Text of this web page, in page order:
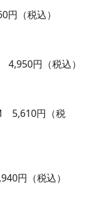
円（税込）
4,950円（税込）
5,610円（税
円（税込）